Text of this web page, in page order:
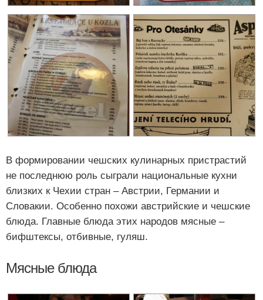
В формировании чешских кулинарных пристрастий
не последнюю роль сыграли национальные кухни
близких к Чехии стран – Австрии, Германии и
Словакии. Особенно похожи австрийские и чешские
блюда. Главные блюда этих народов мясные –
бифштексы, отбивные, гуляш.
Мясные блюда